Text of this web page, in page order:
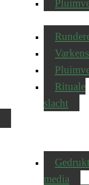
Varkens
Rituale
slacht
media